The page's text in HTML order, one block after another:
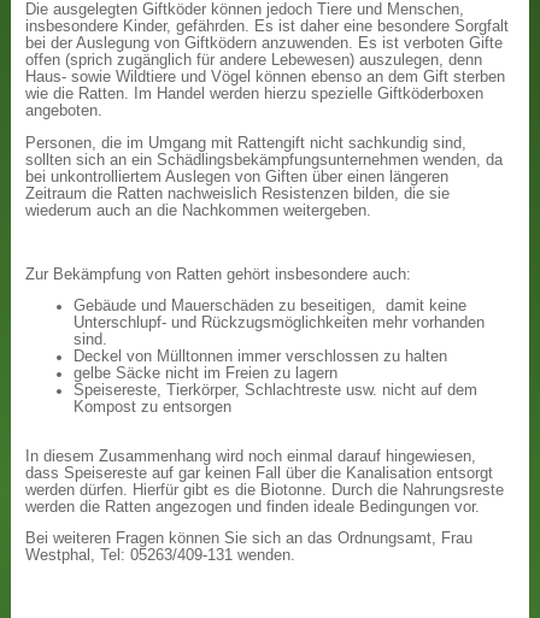
Die ausgelegten Giftköder können jedoch Tiere und Menschen,
insbesondere Kinder, gefährden. Es ist daher eine besondere Sorgfalt
bei der Auslegung von Giftködern anzuwenden. Es ist verboten Gifte
offen (sprich zugänglich für andere Lebewesen) auszulegen, denn
Haus- sowie Wildtiere und Vögel können ebenso an dem Gift sterben
wie die Ratten. Im Handel werden hierzu spezielle Giftköderboxen
angeboten.
Personen, die im Umgang mit Rattengift nicht sachkundig sind,
sollten sich an ein Schädlingsbekämpfungsunternehmen wenden, da
bei unkontrolliertem Auslegen von Giften über einen längeren
Zeitraum die Ratten nachweislich Resistenzen bilden, die sie
wiederum auch an die Nachkommen weitergeben.
Zur Bekämpfung von Ratten gehört insbesondere auch:
Gebäude und Mauerschäden zu beseitigen, damit keine
Unterschlupf- und Rückzugsmöglichkeiten mehr vorhanden
sind.
Deckel von Mülltonnen immer verschlossen zu halten
gelbe Säcke nicht im Freien zu lagern
Speisereste, Tierkörper, Schlachtreste usw. nicht auf dem
Kompost zu entsorgen
In diesem Zusammenhang wird noch einmal darauf hingewiesen,
dass Speisereste auf gar keinen Fall über die Kanalisation entsorgt
werden dürfen. Hierfür gibt es die Biotonne. Durch die Nahrungsreste
werden die Ratten angezogen und finden ideale Bedingungen vor.
Bei weiteren Fragen können Sie sich an das Ordnungsamt, Frau
Westphal, Tel: 05263/409-131 wenden.